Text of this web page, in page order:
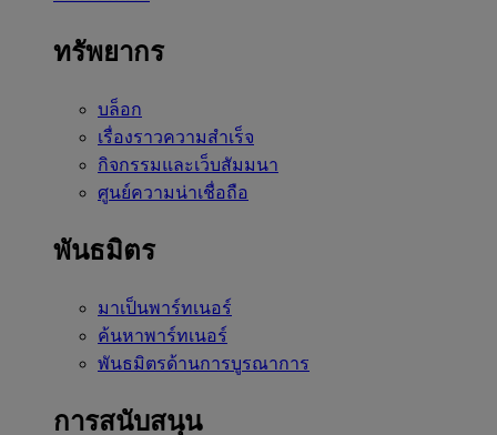
ทรัพยากร
บล็อก
เรื่องราวความสำเร็จ
กิจกรรมและเว็บสัมมนา
ศูนย์ความน่าเชื่อถือ
พันธมิตร
มาเป็นพาร์ทเนอร์
ค้นหาพาร์ทเนอร์
พันธมิตรด้านการบูรณาการ
การสนับสนุน